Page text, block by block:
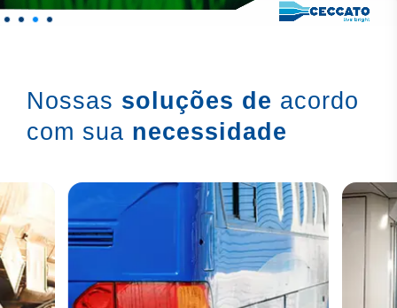
Nossas soluções de acordo
com sua necessidade